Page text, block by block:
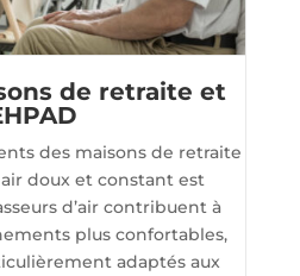
de retraite et
des maisons de retraite
doux et constant est
d’air contribuent à
plus confortables,
adaptés aux